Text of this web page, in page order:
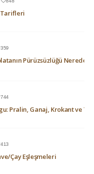
359
Pürüzsüzlüğü Nerede
744
Pralin, Ganaj, Krokant ve
413
Çay Eşleşmeleri